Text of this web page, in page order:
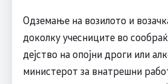
Одземање на возилото и
доколку учесниците во
дејство на опојни дроги или
министерот за внатрешни